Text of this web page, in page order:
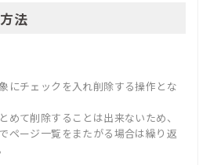
法
にチェックを入れ削除する操作とな
めて削除することは出来ないため、
ページ一覧をまたがる場合は繰り返